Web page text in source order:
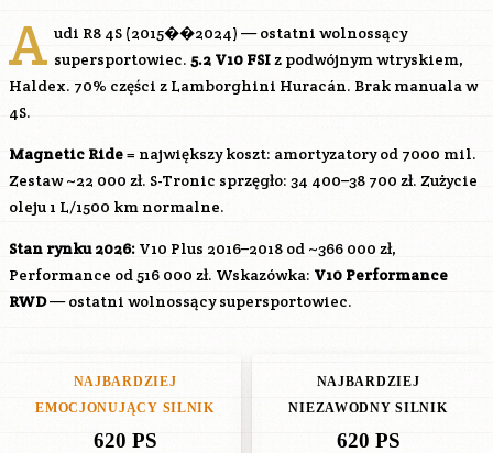
A udi R8 4S (2015��2024) — ostatni wolnossący
supersportowiec. 5.2 V10 FSIz podwójnym wtryskiem,
Haldex. 70% części z Lamborghini Huracán. Brak manuala w
4S.
Magnetic Ride= największy koszt: amortyzatory od 7000 mil.
Zestaw ~22 000 zł. S-Tronic sprzęgło: 34 400–38 700 zł. Zużycie
oleju 1 L/1500 km normalne.
Stan rynku 2026: V10 Plus 2016–2018 od ~366 000 zł,
Performance od 516 000 zł. Wskazówka: V10 Performance
RWD— ostatni wolnossący supersportowiec.
NAJBARDZIEJ
EMOCJONUJĄCY SILNIK
620 PS
NAJBARDZIEJ
NIEZAWODNY SILNIK
620 PS